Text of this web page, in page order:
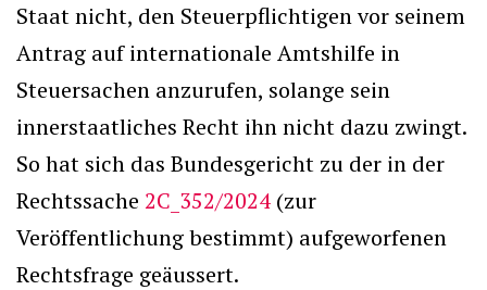
Staat nicht, den Steuerpflichtigen vor seinem
Antrag auf internationale Amtshilfe in
Steuersachen anzurufen, solange sein
innerstaatliches Recht ihn nicht dazu zwingt.
So hat sich das Bundesgericht zu der in der
Rechtssache 2C_352/2024 (zur
Veröffentlichung bestimmt) aufgeworfenen
Rechtsfrage geäussert.